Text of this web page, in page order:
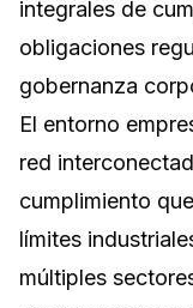
integrales de
obligaciones
gobernanza
El entorno
red
cumplimiento
límites
múltiples